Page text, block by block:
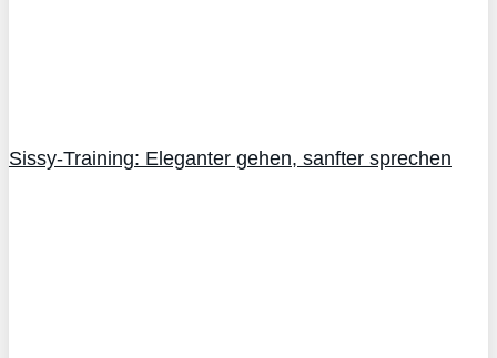
Sissy-Training: Eleganter gehen, sanfter sprechen